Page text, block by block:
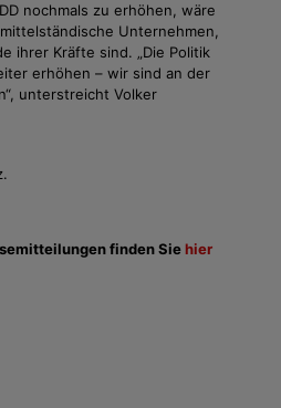
nochmals zu erhöhen, wäre
Unternehmen,
ihrer Kräfte sind. „Die Politik
erhöhen – wir sind an der
unterstreicht Volker
finden Siehier